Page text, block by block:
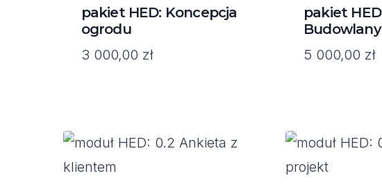
pakiet HED: Koncepcja
ogrodu
3 000,00 zł
pakiet
5 000,00 zł